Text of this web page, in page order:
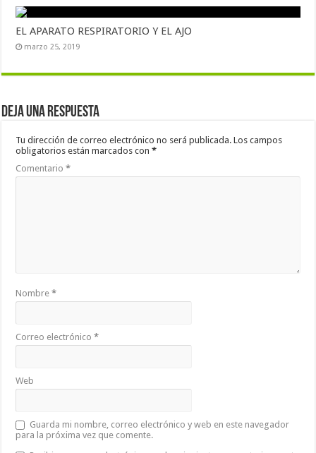
EL APARATO RESPIRATORIO Y EL AJO
marzo 25, 2019
Deja una respuesta
Tu dirección de correo electrónico no será publicada. Los campos
obligatorios están marcados con*
Comentario*
Nombre*
Correo electrónico*
Web
Guarda mi nombre, correo electrónico y web en este navegador
para la próxima vez que comente.